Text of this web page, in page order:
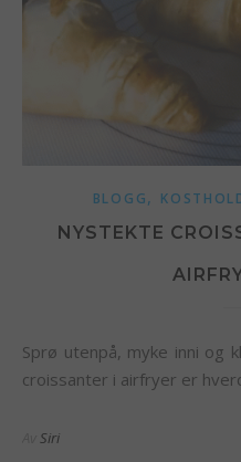
BLOGG,
NYSTEKTE
Sprø utenpå, myke inni og klare på få minutter – nystekte
croissanter i airfryer er
Siri